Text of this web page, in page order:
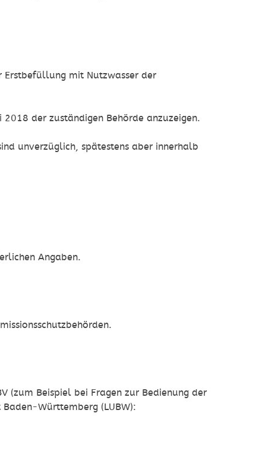
Erstbefüllung mit Nutzwasser der
der zuständigen Behörde anzuzeigen.
unverzüglich, spätestens aber innerhalb
Angaben.
(zum Beispiel bei Fragen zur Bedienung der
Württemberg (LUBW):